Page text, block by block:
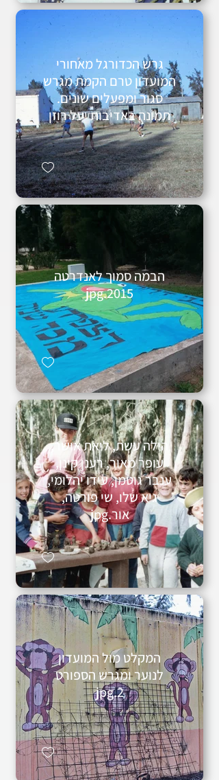
גרש הכדורגל מאחורי
המועדון טרם הקמת מגרש
סגור ומפעלים שונים.
תמונה באדיבות יעל רוזן
הבמה סמוך לאנדרטה
2015.jpg
הילה עשת, ליאת אושר,
עופר מאור, רענן קינן,
ענבר גוטמן, עידו יהלומי,
גיא שלו, שי פורטה,
אור.jpg
המקלט מול המועדון
לנוער ומגרש הספורט
2.jpg